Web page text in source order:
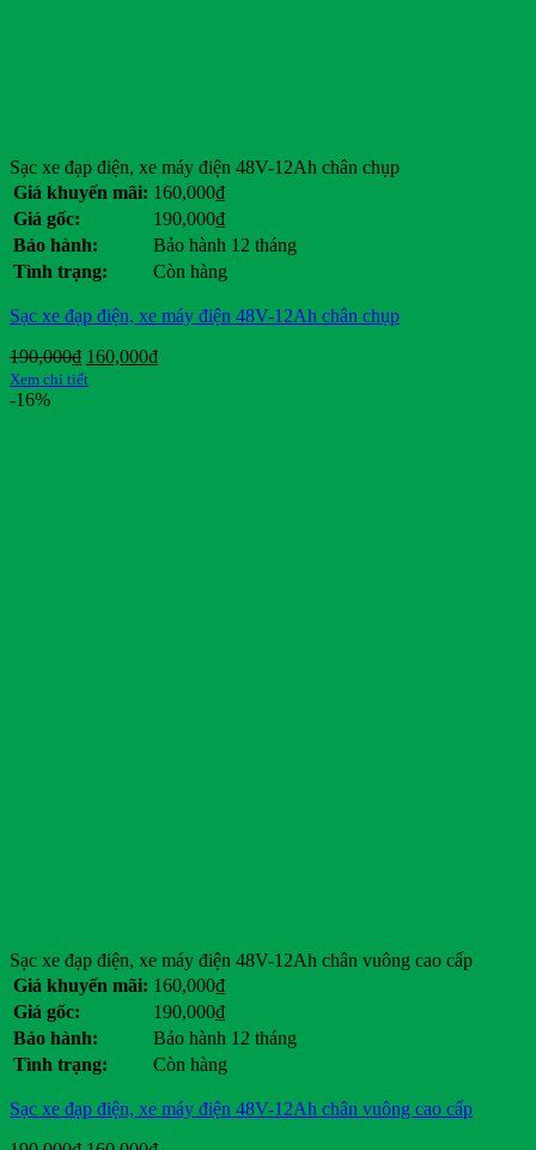
Sạc xe đạp điện, xe máy điện 48V-12Ah chân chụp
Giá khuyến mãi: 160,000₫
Giá gốc:
190,000₫
Bảo hành:
Bảo hành 12 tháng
Tình trạng:
Còn hàng
Sạc xe đạp điện, xe máy điện 48V-12Ah chân chụp
190,000₫ Giá
gốc
160,000₫Giá
Xem chi tiết
-16%
Sạc xe đạp điện, xe máy điện 48V-12Ah chân vuông cao cấp
Giá khuyến mãi: 160,000₫
Giá gốc:
190,000₫
Bảo hành:
Bảo hành 12 tháng
Tình trạng:
Còn hàng
Sạc xe đạp điện, xe máy điện 48V-12Ah chân vuông cao cấp